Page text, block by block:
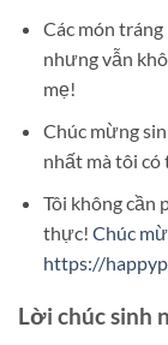
Các món
nhưng vẫn
mẹ!
Chúc mừng
nhất mà tôi có
Tôi không cần
thực! Chúc
https://
Lời chúc sinh